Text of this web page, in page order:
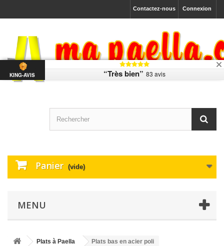
Connexion
Contactez-nous
Panier (vide)
MENU
Plats à Paella Plats bas en acier poli
KING-AVIS “Très bien” 83 avis